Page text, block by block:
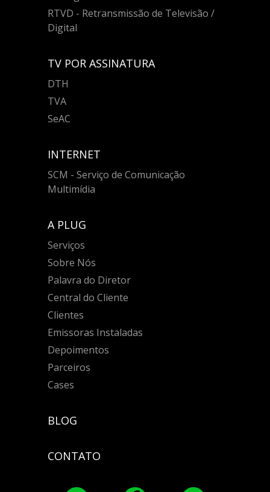
RTVD - Retransmissão de Televisão /
Digital
TV POR ASSINATURA
DTH
TVA
SeAC
INTERNET
SCM - Serviço de Comunicação
Multimídia
A PLUG
Serviços
Sobre Nós
Palavra do Diretor
Central do Cliente
Clientes
Emissoras Instaladas
Depoimentos
Parceiros
Cases
BLOG
CONTATO